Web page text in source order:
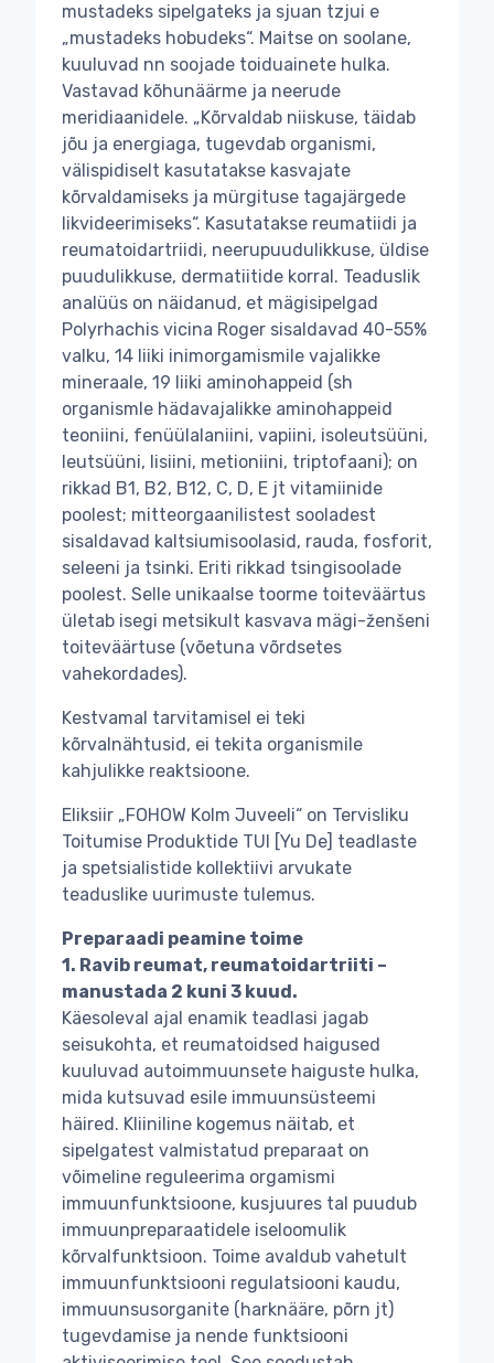
mustadeks sipelgateks ja sjuan tzjui e
„mustadeks hobudeks“. Maitse on soolane,
kuuluvad nn soojade toiduainete hulka.
Vastavad kõhunäärme ja neerude
meridiaanidele. „Kõrvaldab niiskuse, täidab
jõu ja energiaga, tugevdab organismi,
välispidiselt kasutatakse kasvajate
kõrvaldamiseks ja mürgituse tagajärgede
likvideerimiseks“. Kasutatakse reumatiidi ja
reumatoidartriidi, neerupuudulikkuse, üldise
puudulikkuse, dermatiitide korral. Teaduslik
analüüs on näidanud, et mägisipelgad
Polyrhachis vicina Roger sisaldavad 40-55%
valku, 14 liiki inimorgamismile vajalikke
mineraale, 19 liiki aminohappeid (sh
organismle hädavajalikke aminohappeid
teoniini, fenüülalaniini, vapiini, isoleutsüüni,
leutsüüni, lisiini, metioniini, triptofaani); on
rikkad B1, B2, B12, C, D, E jt vitamiinide
poolest; mitteorgaanilistest sooladest
sisaldavad kaltsiumisoolasid, rauda, fosforit,
seleeni ja tsinki. Eriti rikkad tsingisoolade
poolest. Selle unikaalse toorme toiteväärtus
ületab isegi metsikult kasvava mägi-ženšeni
toiteväärtuse (võetuna võrdsetes
vahekordades).
Kestvamal tarvitamisel ei teki
kõrvalnähtusid, ei tekita organismile
kahjulikke reaktsioone.
Eliksiir „FOHOW Kolm Juveeli“ on Tervisliku
Toitumise Produktide TUI [Yu De] teadlaste
ja spetsialistide kollektiivi arvukate
teaduslike uurimuste tulemus.
Preparaadi peamine toime
1. Ravib reumat, reumatoidartriiti –
manustada 2 kuni 3 kuud.
Käesoleval ajal enamik teadlasi jagab
seisukohta, et reumatoidsed haigused
kuuluvad autoimmuunsete haiguste hulka,
mida kutsuvad esile immuunsüsteemi
häired. Kliiniline kogemus näitab, et
sipelgatest valmistatud preparaat on
võimeline reguleerima orgamismi
immuunfunktsioone, kusjuures tal puudub
immuunpreparaatidele iseloomulik
kõrvalfunktsioon. Toime avaldub vahetult
immuunfunktsiooni regulatsiooni kaudu,
immuunsusorganite (harknääre, põrn jt)
tugevdamise ja nende funktsiooni